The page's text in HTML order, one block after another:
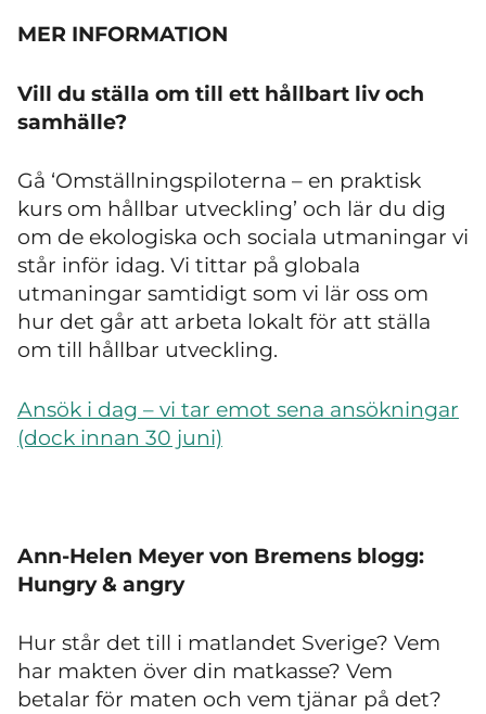
MER INFORMATION
Vill du ställa om till ett hållbart liv och
samhälle?
Gå ‘Omställningspiloterna – en praktisk
kurs om hållbar utveckling’ och lär du dig
om de ekologiska och sociala utmaningar vi
står inför idag. Vi tittar på globala
utmaningar samtidigt som vi lär oss om
hur det går att arbeta lokalt för att ställa
om till hållbar utveckling.
Ansök i dag – vi tar emot sena ansökningar
(dock innan 30 juni)
Ann-Helen Meyer von Bremens blogg:
Hungry & angry
Hur står det till i matlandet Sverige? Vem
har makten över din matkasse? Vem
betalar för maten och vem tjänar på det?